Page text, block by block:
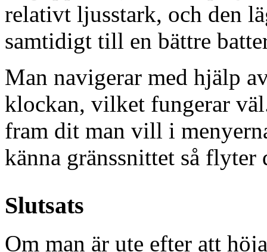
relativt ljusstark, och den
samtidigt till en bättre
Man navigerar med hjälp
klockan, vilket fungerar
fram dit man vill i
känna gränssnittet så flyter
Slutsats
Om man är ute efter att